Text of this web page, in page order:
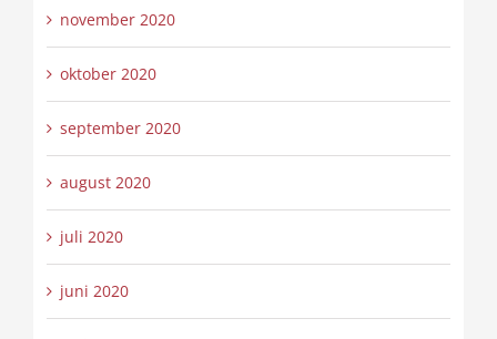
november 2020
oktober 2020
september 2020
august 2020
juli 2020
juni 2020